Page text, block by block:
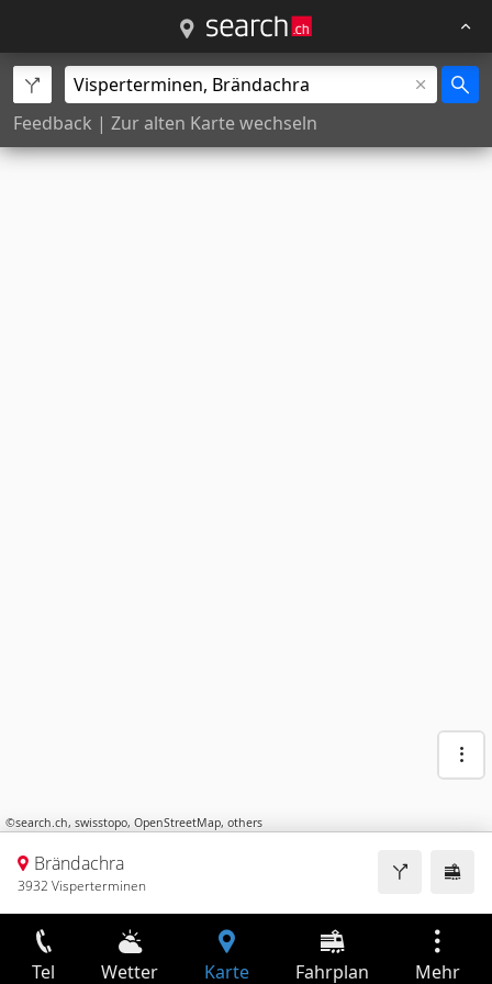
Feedback | Zur alten Karte wechseln
©search.ch, swisstopo, OpenStreetMap, others
Brändachra
3932 Visperterminen
Tel Wetter Karte Fahrplan Mehr